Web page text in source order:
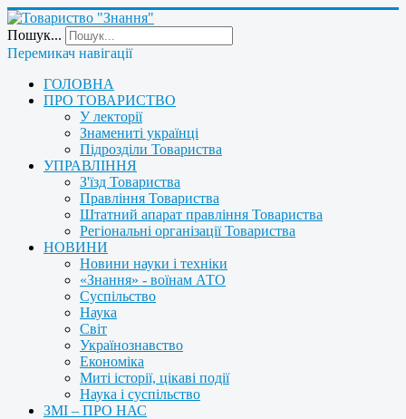
Пошук...
Перемикач навігації
ГОЛОВНА
ПРО ТОВАРИСТВО
У лекторії
Знамениті українці
Підрозділи Товариства
УПРАВЛІННЯ
З'їзд Товариства
Правління Товариства
Штатний апарат правління Товариства
Регіональні організації Товариства
НОВИНИ
Новини науки і техніки
«Знання» - воїнам АТО
Суспільство
Наука
Світ
Українознавство
Економіка
Миті історії, цікаві події
Наука і суспільство
ЗМІ – ПРО НАС